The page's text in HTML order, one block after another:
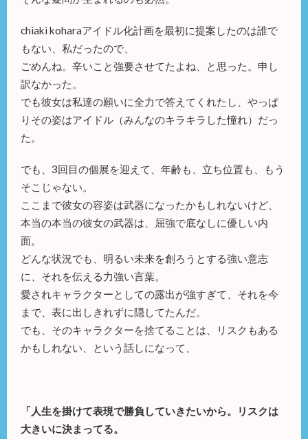
chiaki koharaアイドル化計画を最初に提案したのは誰で
もない、私だったので、
ごめんね。辛いこと強要させてたよね、と思った。申し
訳なかった。
でも彼女は私達の願いに全力で答えてくれたし、やっぱ
りその姿はアイドル（みんなのキラキラした憧れ）だっ
た。
でも、3回目の個展を迎えて、年齢も、立ち位置も、もう
そこじゃない。
ここまで彼女の容姿は武器になったかもしれないけど、
本当の本当の彼女の武器は、屈強で底なしに優しい内
面。
どんな状況でも、明るい未来を創ろうとする強い意志
に、それを伝える力強い言葉。
愛されキャラクターとしての露出が強すぎて、それを今
まで、表に出しきれずに隠してたんだ。
でも、そのキャラクターを捨てることは、リスクもある
かもしれない、という話しになって、
「人生を掛けて表現で勝負していきたいから。リスクは
大きいに決まってる。